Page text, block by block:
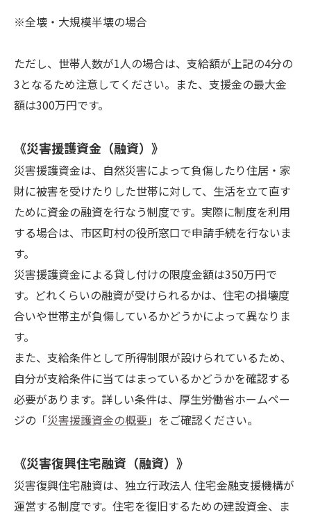
※全壊・大規模半壊の場合
ただし、世帯人数が1人の場合は、支給額が上記の4分の
3となるため注意してください。また、支援金の最大金
額は300万円です。
《災害援護資金（融資）》
災害援護資金は、自然災害によって負傷したり住居・家
財に被害を受けたりした世帯に対して、生活を立て直す
ために資金の融資を行なう制度です。実際に制度を利用
する場合は、市区町村の役所窓口で申請手続を行ないま
す。
災害援護資金による貸し付けの限度金額は350万円で
す。どれくらいの融資が受けられるかは、住宅の損壊度
合いや世帯主が負傷しているかどうかによって異なりま
す。
また、支給条件として所得制限が設けられているため、
自分が支給条件に当てはまっているかどうかを確認する
必要があります。詳しい条件は、厚生労働省ホームペー
ジの「災害援護資金の概要」をご確認ください。
《災害復興住宅融資（融資）》
災害復興住宅融資は、独立行政法人 住宅金融支援機構が
運営する制度です。住宅を復旧するための建設資金、ま